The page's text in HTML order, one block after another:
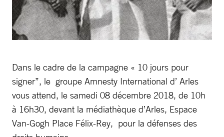
Dans le cadre de la campagne « 10 jours pour
signer”, le groupe Amnesty International d’ Arles
vous attend, le samedi 08 décembre 2018, de 10h
à 16h30, devant la médiathèque d’Arles, Espace
Van-Gogh Place Félix-Rey, pour la défenses des